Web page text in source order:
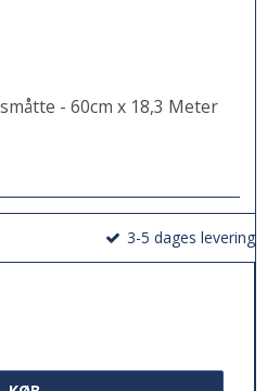
- 60cm x 18,3 Meter
3-5 dages levering